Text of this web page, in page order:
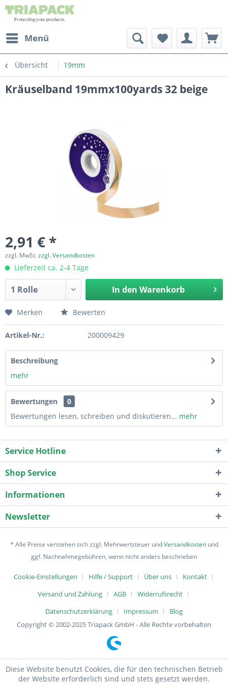
Menü
Übersicht 19mm
Kräuselband 19mmx100yards 32 beige
2,91 € *
zzgl. MwSt.zzgl. Versandkosten
Lieferzeit ca. 2-4 Tage
In den Warenkorb
Merken Bewerten
Artikel-Nr.: 200009429
Beschreibung
mehr
Bewertungen
0
Bewertungen lesen, schreiben und diskutieren... mehr
Service Hotline
Shop Service
Informationen
Newsletter
* Alle Preise verstehen sich zzgl. Mehrwertsteuer undVersandkostenund
ggf. Nachnahmegebühren, wenn nicht anders beschrieben
Cookie-Einstellungen Hilfe / Support Über uns
Kontakt
Versand und Zahlung
AGB
Widerrufsrecht
Datenschutzerklärung
Impressum
Blog
Copyright © 2002-2025 Triapack GmbH - Alle Rechte vorbehalten
Diese Website benutzt Cookies, die für den technischen Betrieb
der Website erforderlich sind und stets gesetzt werden.